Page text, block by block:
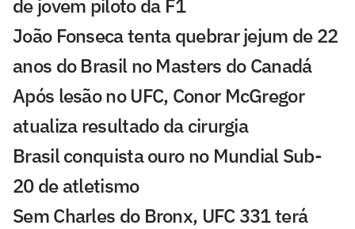
de jovem piloto da F1
João Fonseca tenta quebrar jejum de 22
anos do Brasil no Masters do Canadá
Após lesão no UFC, Conor McGregor
atualiza resultado da cirurgia
Brasil conquista ouro no Mundial Sub-
20 de atletismo
Sem Charles do Bronx, UFC 331 terá